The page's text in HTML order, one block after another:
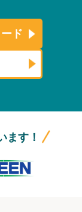
ド
ます！